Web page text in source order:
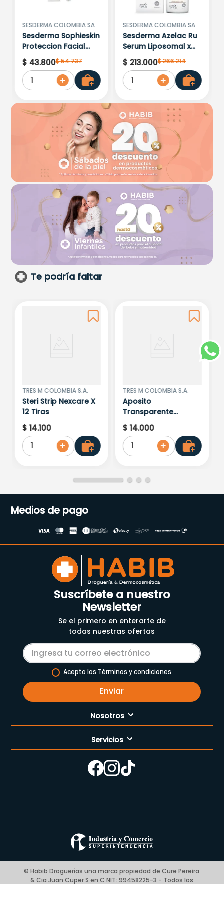
SESDERMA COLOMBIA SA
Sesderma Sophieskin
Proteccion Facial
Kids Hypoallergenic
Spf 500 Moisturising
$ 43.800$54.737
1
SESDERMA COLOMBIA SA
Sesderma Azelac Ru
Serum Liposomal x
30ml
$ 213.000$266.214
1
Te podría faltar
TRES M COLOMBIA S.A.
Steri Strip Nexcare X
12 Tiras
$ 14.100
1
TRES M COLOMBIA S.A.
Aposito
Transparente
Tegaderm 3
Unidades
$ 14.000
1
Medios de pago
Suscríbete a nuestro
Newsletter
Se el primero en enterarte de
todas nuestras ofertas
Acepto los Términos y condiciones
Enviar
Nosotros
Nuestra empresa
Cómo comprar
Nuestras tiendas
Términos y condiciones
Preguntas Frecuentes Place to Pay
Politica de privacidad
Blog
Servicios
Enfermería
© Habib Droguerías una marca propiedad de Cure Pereira
& Cia Juan Cuper S en C NIT: 99458225-3 - Todos los